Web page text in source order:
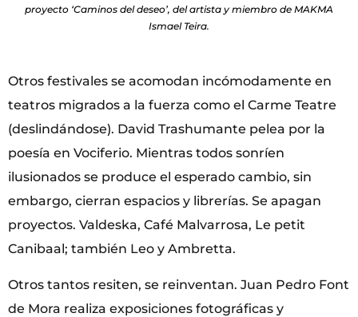
proyecto ‘Caminos del deseo’, del artista y miembro de MAKMA
Ismael Teira.
Otros festivales se acomodan incómodamente en
teatros migrados a la fuerza como el Carme Teatre
(deslindándose). David Trashumante pelea por la
poesía en Vociferio. Mientras todos sonríen
ilusionados se produce el esperado cambio, sin
embargo, cierran espacios y librerías. Se apagan
proyectos. Valdeska, Café Malvarrosa, Le petit
Canibaal; también Leo y Ambretta.
Otros tantos resiten, se reinventan. Juan Pedro Font
de Mora realiza exposiciones fotográficas y